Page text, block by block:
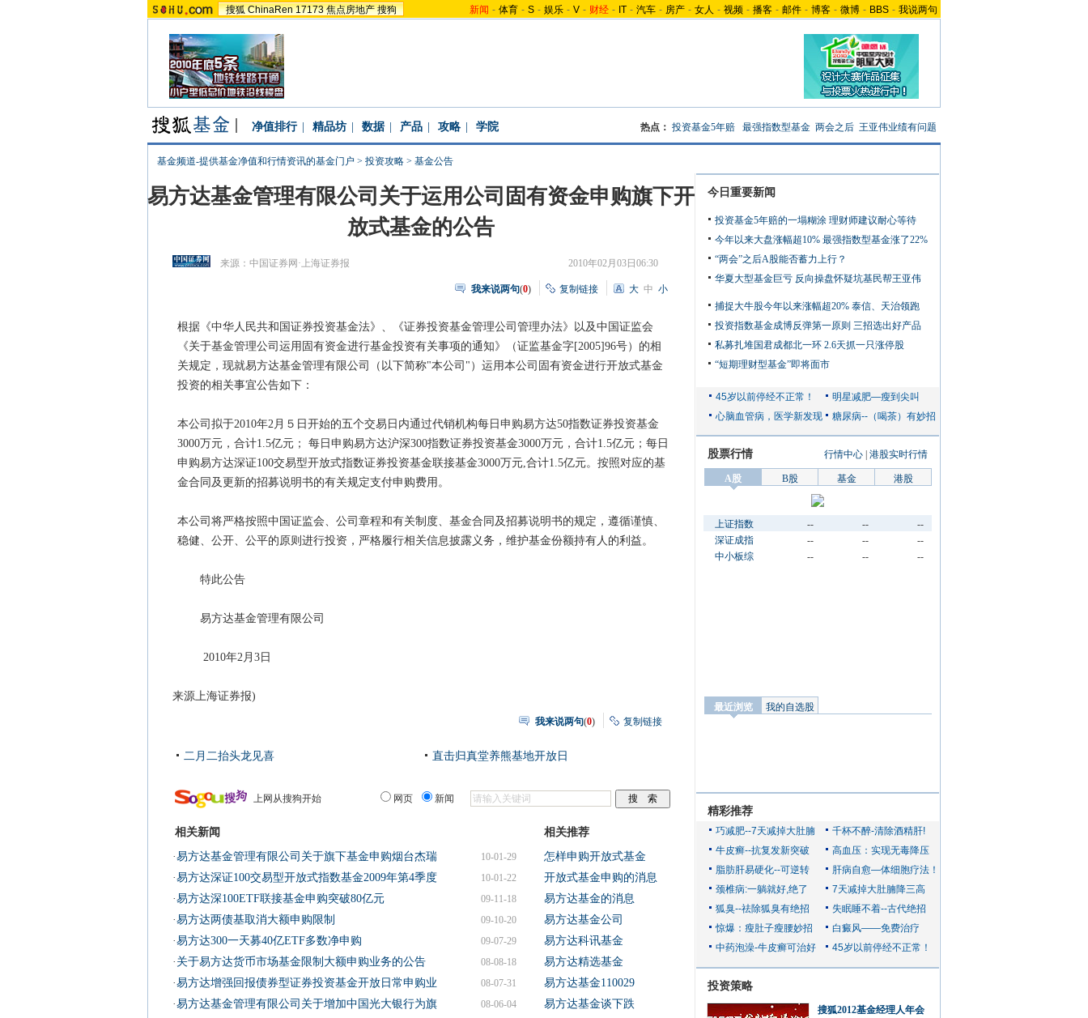
搜狐 ChinaRen 17173 焦点房地产 搜狗 新闻 - 体育 - S - 娱乐 - V - 财经 - IT - 汽车 - 房产 - 女人 - 视频 - 播客 - 邮件 - 博客 - 微博 - BBS - 我说两句
净值排行 精品坊 数据 产品 攻略 学院 热点： 投资基金5年赔 最强指数型基金 两会之后 王亚伟业绩有问题
基金频道-提供基金净值和行情资讯的基金门户 > 投资攻略 > 基金公告
易方达基金管理有限公司关于运用公司固有资金申购旗下开
放式基金的公告
来源： 中国证券网·上海证券报 2010年02月03日06:30
我来说两句(0) 复制链接 大 中 小
根据《中华人民共和国证券投资基金法》、《证券投资基金管理公司管理办法》以及中国证监会
《关于基金管理公司运用固有资金进行基金投资有关事项的通知》（证监基金字[2005]96号）的相
关规定，现就易方达基金管理有限公司（以下简称"本公司"）运用本公司固有资金进行开放式基金
投资的相关事宜公告如下：
本公司拟于2010年2月５日开始的五个交易日内通过代销机构每日申购易方达50指数证券投资基金
3000万元，合计1.5亿元； 每日申购易方达沪深300指数证券投资基金3000万元，合计1.5亿元；每日
申购易方达深证100交易型开放式指数证券投资基金联接基金3000万元,合计1.5亿元。按照对应的基
金合同及更新的招募说明书的有关规定支付申购费用。
本公司将严格按照中国证监会、公司章程和有关制度、基金合同及招募说明书的规定，遵循谨慎、
稳健、公开、公平的原则进行投资，严格履行相关信息披露义务，维护基金份额持有人的利益。
特此公告
易方达基金管理有限公司
2010年2月3日
来源上海证券报)
我来说两句(0) 复制链接
二月二抬头龙见喜 直击归真堂养熊基地开放日
上网从搜狗开始 网页 新闻
相关新闻
10-01-29
·易方达基金管理有限公司关于旗下基金申购烟台杰瑞
10-01-22
·易方达深证100交易型开放式指数基金2009年第4季度
09-11-18
·易方达深100ETF联接基金申购突破80亿元
09-10-20
·易方达两债基取消大额申购限制
09-07-29
·易方达300一天募40亿ETF多数净申购
08-08-18
· 关于易方达货币市场基金限制大额申购业务的公告
08-07-31
·易方达增强回报债券型证券投资基金开放日常申购业
08-06-04
·易方达基金管理有限公司关于增加中国光大银行为旗
相关推荐
怎样申购开放式基金
开放式基金申购的消息
易方达基金的消息
易方达基金公司
易方达科讯基金
易方达精选基金
易方达基金110029
易方达基金谈下跌
今日重要新闻
投资基金5年赔的一塌糊涂 理财师建议耐心等待
今年以来大盘涨幅超10% 最强指数型基金涨了22%
“两会”之后A股能否蓄力上行？
华夏大型基金巨亏 反向操盘怀疑坑基民帮王亚伟
捕捉大牛股今年以来涨幅超20% 泰信、天治领跑
投资指数基金成博反弹第一原则 三招选出好产品
私募扎堆国君成都北一环 2.6天抓一只涨停股
“短期理财型基金”即将面市
股票行情 行情中心 港股实时行情
A股 B股 基金 港股
上证指数 -- --
--
深证成指
-- --
--
中小板综
-- -- --
精彩推荐
投资策略
搜狐2012基金经理人年会